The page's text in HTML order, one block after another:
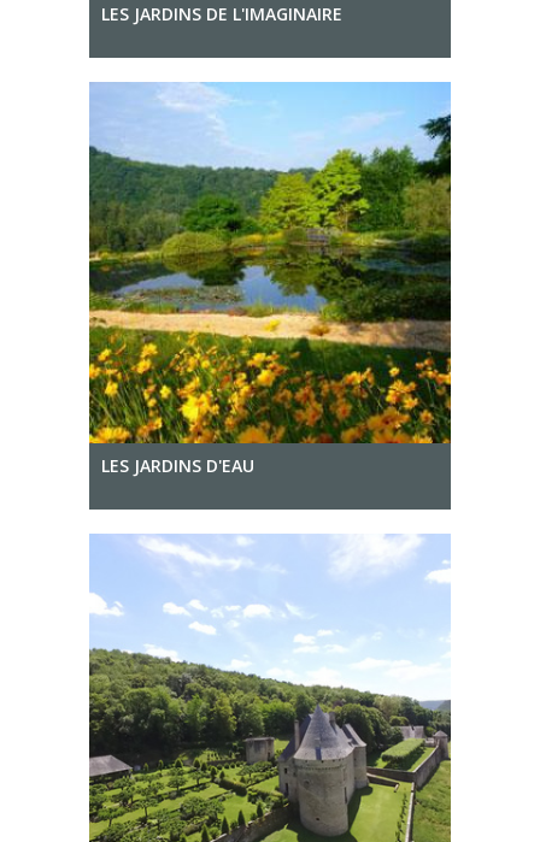
LES JARDINS DE L'IMAGINAIRE
LES JARDINS D'EAU